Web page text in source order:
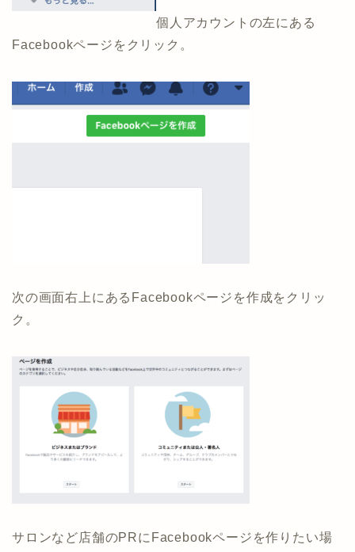
個人アカウントの左にある
Facebookページをクリック。
次の画面右上にあるFacebookページを作成をクリッ
ク。
サロンなど店舗のPRにFacebookページを作りたい場